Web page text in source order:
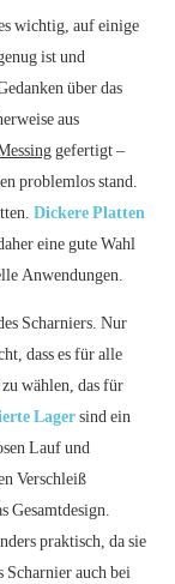
wichtig, auf einige
ist und
über das
aus
gefertigt –
problemlos stand.
Dickere Platten
eine gute Wahl
Anwendungen.
Scharniers. Nur
dass es für alle
wählen, das für
Lagersind ein
Lauf und
Verschleiß
Gesamtdesign.
praktisch, da sie
Scharnier auch bei